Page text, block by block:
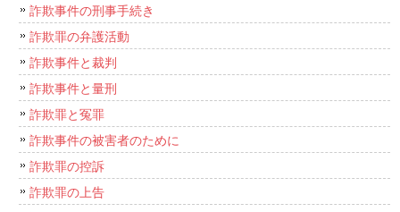
詐欺事件の刑事手続き
詐欺罪の弁護活動
詐欺事件と裁判
詐欺事件と量刑
詐欺罪と冤罪
詐欺事件の被害者のために
詐欺罪の控訴
詐欺罪の上告